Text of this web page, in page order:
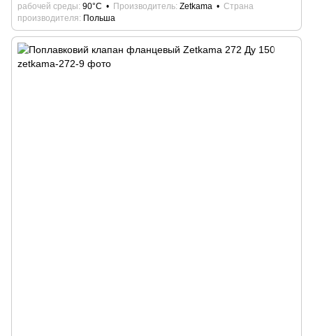
рабочей среды 90°С Производитель Zetkama
Страна
производителя
Польша